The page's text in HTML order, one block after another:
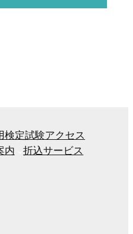
検定試験アクセス
内
折込サービス